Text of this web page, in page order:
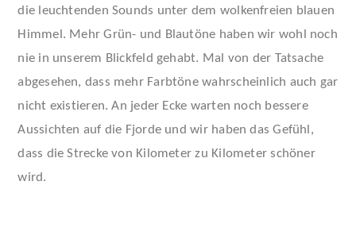
die leuchtenden Sounds unter dem wolkenfreien blauen
Himmel. Mehr Grün- und Blautöne haben wir wohl noch
nie in unserem Blickfeld gehabt. Mal von der Tatsache
abgesehen, dass mehr Farbtöne wahrscheinlich auch gar
nicht existieren. An jeder Ecke warten noch bessere
Aussichten auf die Fjorde und wir haben das Gefühl,
dass die Strecke von Kilometer zu Kilometer schöner
wird.